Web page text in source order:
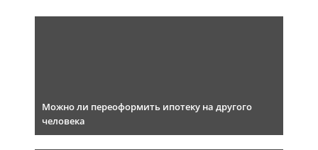
Можно ли переоформить ипотеку на другого
человека